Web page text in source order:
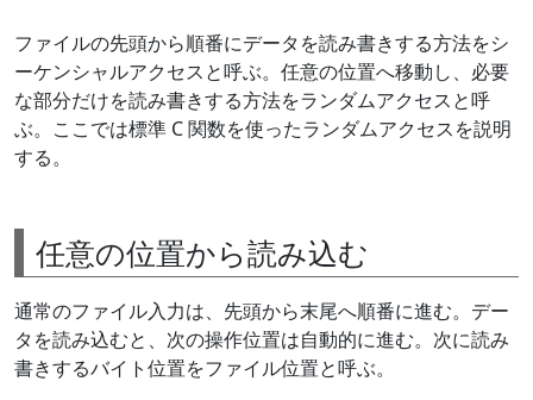
ファイルの先頭から順番にデータを読み書きする方法をシ
ーケンシャルアクセスと呼ぶ。任意の位置へ移動し、必要
な部分だけを読み書きする方法をランダムアクセスと呼
ぶ。ここでは標準 C 関数を使ったランダムアクセスを説明
する。
任意の位置から読み込む
通常のファイル入力は、先頭から末尾へ順番に進む。デー
タを読み込むと、次の操作位置は自動的に進む。次に読み
書きするバイト位置をファイル位置と呼ぶ。